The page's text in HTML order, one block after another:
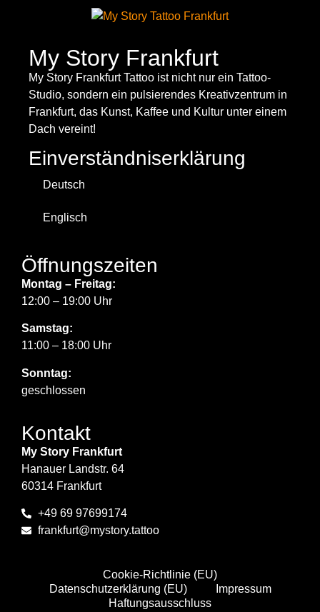
My Story Frankfurt
My Story Frankfurt Tattoo ist nicht nur ein Tattoo-
Studio, sondern ein pulsierendes Kreativzentrum in
Frankfurt, das Kunst, Kaffee und Kultur unter einem
Dach vereint!
Einverständniserklärung
Deutsch
Englisch
Öffnungszeiten
Montag – Freitag:
12:00 – 19:00 Uhr
Samstag:
11:00 – 18:00 Uhr
Sonntag:
geschlossen
Kontakt
My Story Frankfurt
Hanauer Landstr. 64
60314 Frankfurt
+49 69 97699174
frankfurt@mystory.tattoo
Cookie-Richtlinie (EU)
Datenschutzerklärung (EU)
Impressum
Haftungsausschluss